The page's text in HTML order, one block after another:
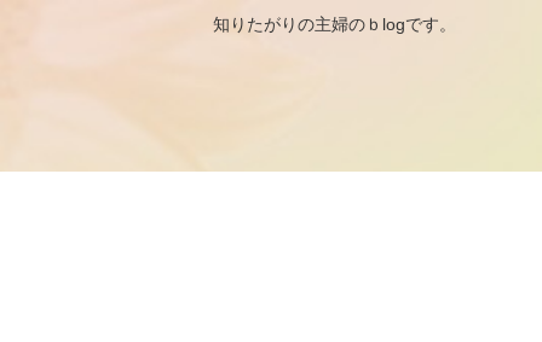
知りたがりの主婦の